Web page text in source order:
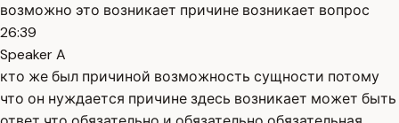
возможно это возникает причине возникает вопрос
26:39
Speaker A
кто же был причиной возможность сущности потому
что он нуждается причине здесь возникает может быть